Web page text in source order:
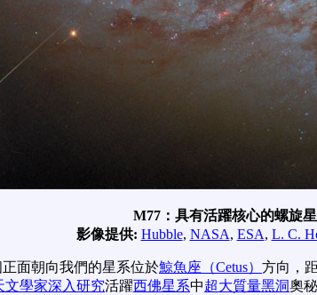
M77：具有活躍核心的螺旋
影像提供: Hubble, NASA, ESA, L. C.
面朝向我們的星系位於鯨魚座（Cetus） 方向，
文學家深入研究活躍西佛星系中超大質量黑洞奧